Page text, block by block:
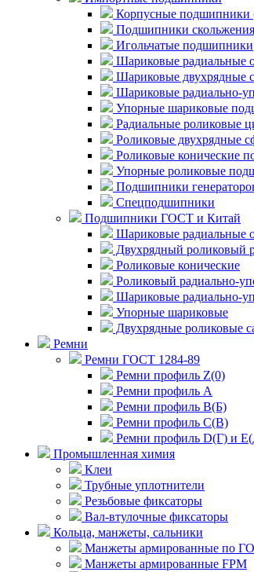
Корпусные подшипники
Подшипники
Игольчатые подшипники
Шариковые радиальные
Шариковые двухрядные
Шариковые радиально-
Упорные шариковые
Радиальные роликовые
Роликовые двухрядные
Роликовые конические
Упорные роликовые
Подшипники
Спецподшипники
Подшипники ГОСТ и Китай
Шариковые радиальные
Двухрядный роликовый
Роликовые конические
Роликовый радиально-
Шариковые радиально-
Упорные шариковые
Двухрядные роликовые
Ремни
Ремни ГОСТ 1284-89
Ремни профиль Z(0)
Ремни профиль А
Ремни профиль В(Б)
Ремни профиль С(В)
Ремни профиль D(Г) и
Промышленная химия
Клеи
Трубные уплотнители
Резьбовые фиксаторы
Вал-втулочные фиксаторы
Кольца, манжеты, сальники
Манжеты армированные по
Манжеты армированные FPM